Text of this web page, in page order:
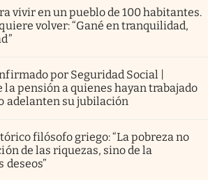
vivir en un pueblo de 100 habitantes.
volver: “Gané en tranquilidad,
por Seguridad Social |
la pensión a quienes hayan trabajado
adelanten su jubilación
filósofo griego: “La pobreza no
de las riquezas, sino de la